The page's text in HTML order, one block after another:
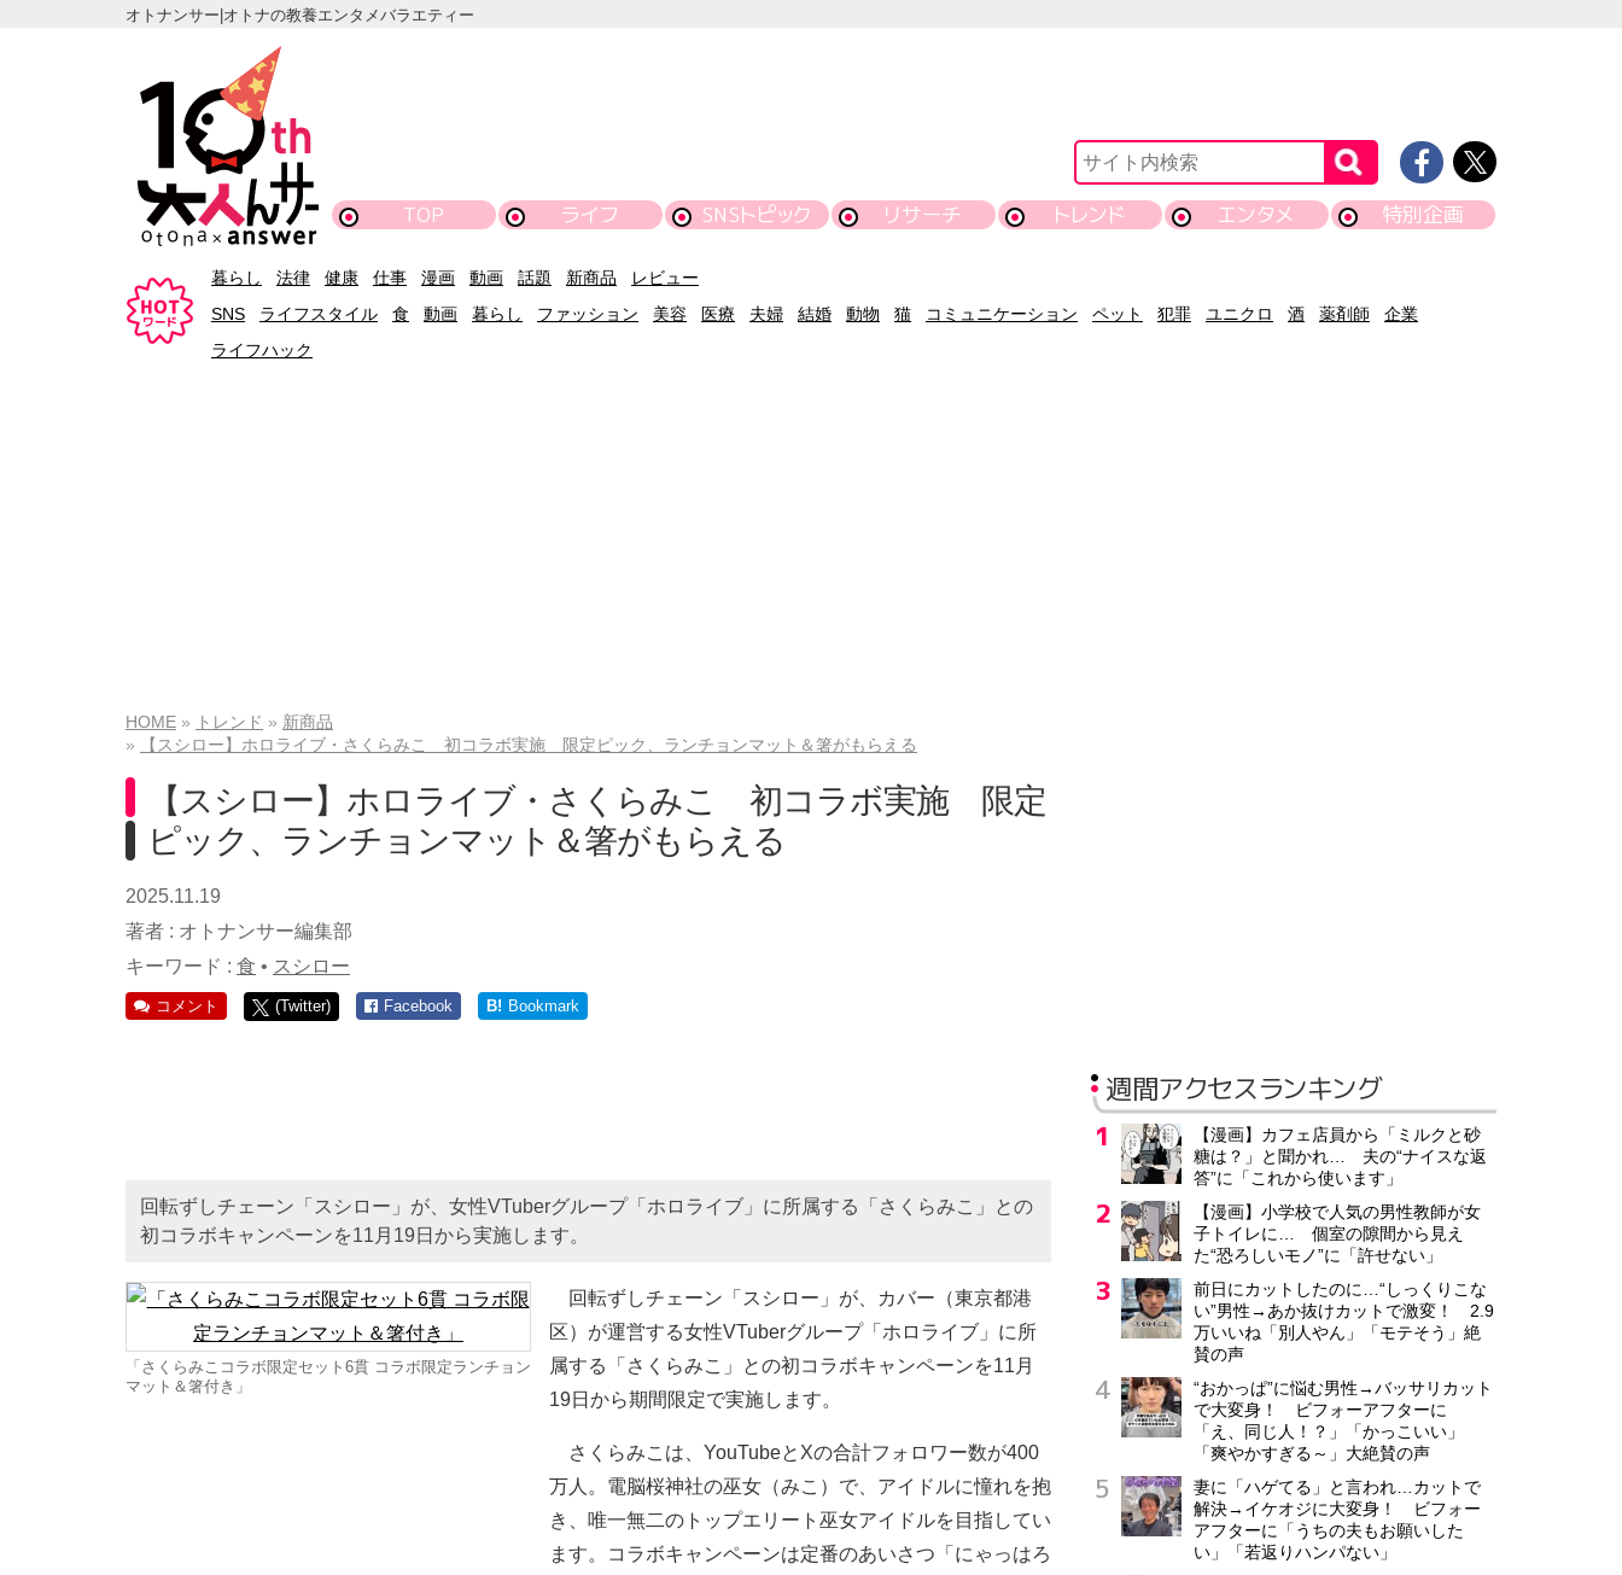
オトナンサー|オトナの教養エンタメバラエティー
TOP ライフ SNSトピック リサーチ トレンド エンタメ 特別企画
暮らし 法律 健康 仕事 漫画 動画 話題 新商品
レビュー
SNS
ライフスタイル 食 動画 暮らし ファッション 美容 医療 夫婦 結婚 動物 猫 コミュニケーション ペット 犯罪 ユニクロ 酒 薬剤師
企業
ライフハック
HOME トレンド
新商品
【スシロー】ホロライブ・さくらみこ 初コラボ実施 限定ピック、ランチョンマット＆箸がもらえる
【スシロー】ホロライブ・さくらみこ 初コラボ実施 限定
ピック、ランチョンマット＆箸がもらえる
2025.11.19
著者 : オトナンサー編集部
キーワード : 食 • スシロー
コメント (Twitter) Facebook B! Bookmark
回転ずしチェーン「スシロー」が、女性VTuberグループ「ホロライブ」に所属する「さくらみこ」との
初コラボキャンペーンを11月19日から実施します。
「さくらみこコラボ限定セット6貫 コラボ限定ランチョン
マット＆箸付き」
回転ずしチェーン「スシロー」が、カバー（東京都港
区）が運営する女性VTuberグループ「ホロライブ」に所
属する「さくらみこ」との初コラボキャンペーンを11月
19日から期間限定で実施します。
さくらみこは、YouTubeとXの合計フォロワー数が400
万人。電脳桜神社の巫女（みこ）で、アイドルに憧れを抱
き、唯一無二のトップエリート巫女アイドルを目指してい
ます。コラボキャンペーンは定番のあいさつ「にゃっはろ
週間アクセスランキング
【漫画】カフェ店員から「ミルクと砂
糖は？」と聞かれ… 夫の“ナイスな返
答”に「これから使います」
【漫画】小学校で人気の男性教師が女
子トイレに… 個室の隙間から見え
た“恐ろしいモノ”に「許せない」
前日にカットしたのに…“しっくりこな
い”男性→あか抜けカットで激変！ 2.9
万いいね「別人やん」「モテそう」絶
賛の声
“おかっぱ”に悩む男性→バッサリカット
で大変身！ ビフォーアフターに
「え、同じ人！？」「かっこいい」
「爽やかすぎる～」大絶賛の声
妻に「ハゲてる」と言われ…カットで
解決→イケオジに大変身！ ビフォー
アフターに「うちの夫もお願いした
い」「若返りハンパない」